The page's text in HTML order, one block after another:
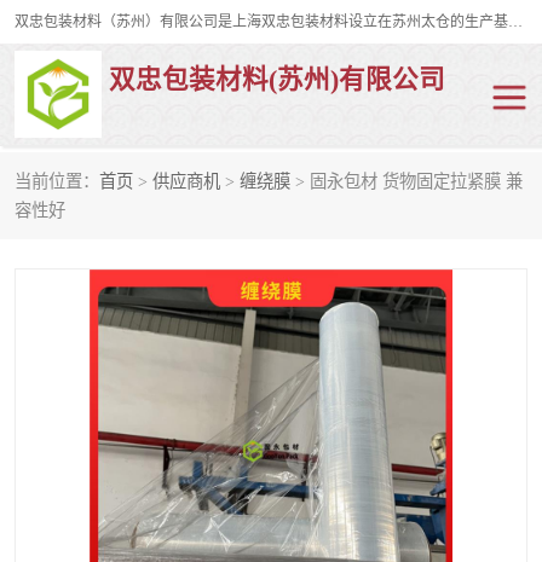
双忠包装材料（苏州）有限公司是上海双忠包装材料设立在苏州太仓的生产基地，占地约2万平米，产品主要有打孔缠绕膜，拉伸蜂窝纸，集装箱充气袋，滑托板，打包带，裹包网兜，防滑纸等箱体和托盘的运输和保护性包材。固永包材®，GooYon Pack®，是我们保护性包装材料的专属品牌。
双忠包装材料(苏州)有限公司
当前位置： 首页 > 供应商机 > 缠绕膜 > 固永包材 货物固定拉紧膜 兼
容性好
打孔缠绕膜
裹包网兜 纤维打包带
充气袋
缠绕膜
托盘裹包网兜
托盘捆绑带